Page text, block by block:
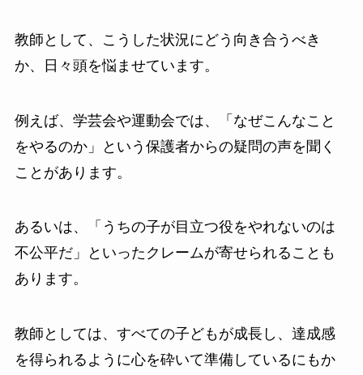
教師として、こうした状況にどう向き合うべき
か、日々頭を悩ませています。
例えば、学芸会や運動会では、「なぜこんなこと
をやるのか」という保護者からの疑問の声を聞く
ことがあります。
あるいは、「うちの子が目立つ役をやれないのは
不公平だ」といったクレームが寄せられることも
あります。
教師としては、すべての子どもが成長し、達成感
を得られるように心を砕いて準備しているにもか